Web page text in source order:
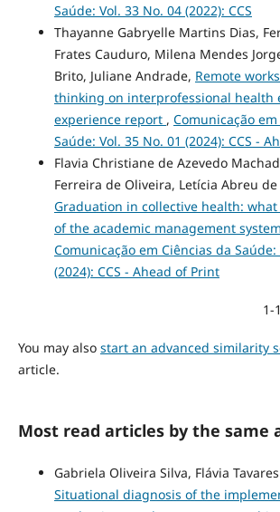
Saúde: Vol. 33 No. 04 (2022): CCS
Thayanne Gabryelle Martins Dias,
Frates Cauduro, Milena Mendes
Brito, Juliane Andrade, Remote
thinking on interprofessional health
experience report , Comunicação
Saúde: Vol. 35 No. 01 (2024): CCS -
Flavia Christiane de Azevedo
Ferreira de Oliveira, Letícia Abreu de
Graduation in collective health:
of the academic management
Comunicação em Ciências da Saúde:
(2024): CCS - Ahead of Print
1-
You may also start an advanced similarity
article.
Most read articles by the same
Gabriela Oliveira Silva, Flávia
Situational diagnosis of the